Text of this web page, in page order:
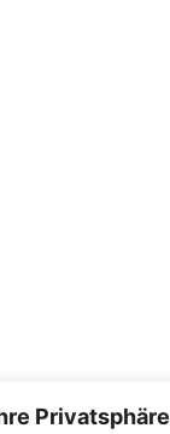
Privatsphäre